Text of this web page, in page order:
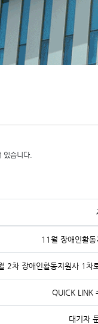
있습니다.
11월 장애인활
2차 장애인활동지원사 1차
QUICK LINK
대기자